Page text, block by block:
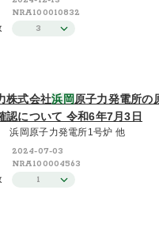
令和5年度
NRA100010832
3
株式会社浜岡原子力発電所の
認について 令和6年7月3日
浜岡原子力発電所1号炉 他
2024-07-03
NRA100004563
1